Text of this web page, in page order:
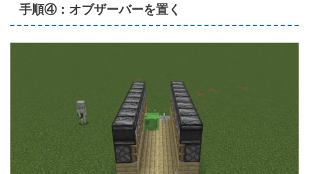
手順④：オブザーバーを置く